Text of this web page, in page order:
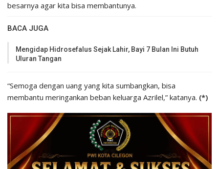
besarnya agar kita bisa membantunya.
BACA JUGA
Mengidap Hidrosefalus Sejak Lahir, Bayi 7 Bulan Ini Butuh
Uluran Tangan
“Semoga dengan uang yang kita sumbangkan, bisa
membantu meringankan beban keluarga Azrilel,” katanya. (*)